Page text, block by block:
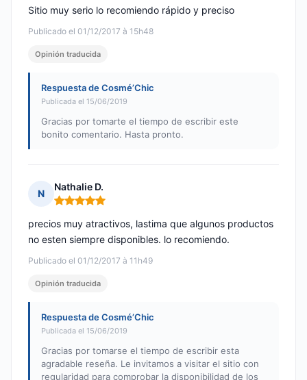
Publicado el 01/12/2017 à 15h48
Sitio muy serio lo recomiendo rápido y preciso
Opinión traducida
Respuesta de Cosmé’Chic
Publicada el 15/06/2019
Gracias por tomarte el tiempo de escribir este
bonito comentario. Hasta pronto.
N
Nathalie D.
Nota: 5 de 5
Publicado el 01/12/2017 à 11h49
precios muy atractivos, lastima que algunos productos
no esten siempre disponibles. lo recomiendo.
Opinión traducida
Respuesta de Cosmé’Chic
Publicada el 15/06/2019
Gracias por tomarse el tiempo de escribir esta
agradable reseña. Le invitamos a visitar el sitio con
regularidad para comprobar la disponibilidad de los